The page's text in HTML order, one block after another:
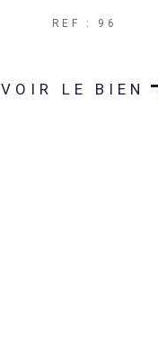
REF : 96
VOIR LE BIEN